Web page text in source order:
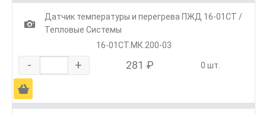
1
Датчик температуры и перегрева ПЖД 16-01СТ /
Тепловые Системы
16-01СТ.МК.200-03
- + 281 ₽ 0 шт.
Ä